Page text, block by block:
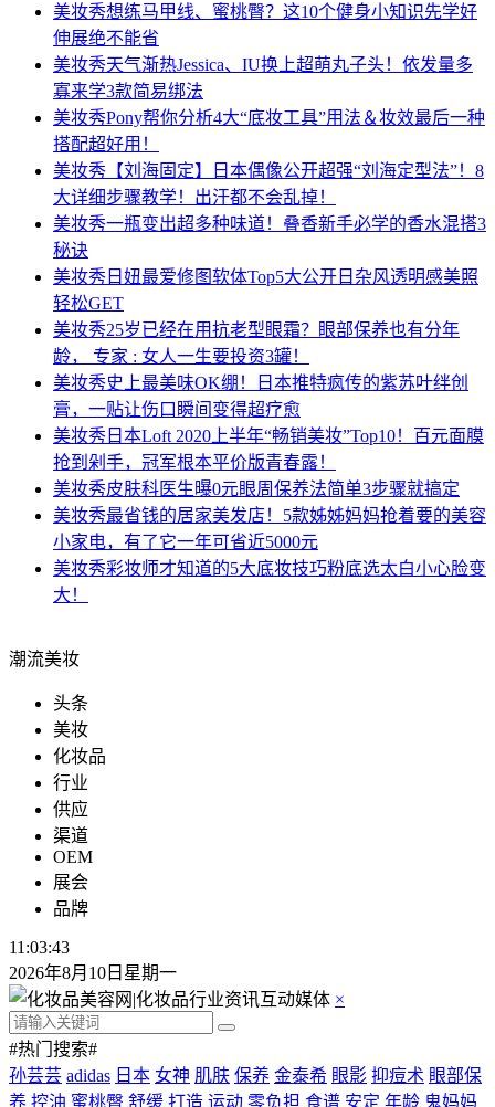
美妆秀想练马甲线、蜜桃臀？这10个健身小知识先学好
伸展绝不能省
美妆秀天气渐热Jessica、IU换上超萌丸子头！依发量多
寡来学3款简易绑法
美妆秀Pony帮你分析4大“底妆工具”用法＆妆效最后一种
搭配超好用！
美妆秀 【刘海固定】日本偶像公开超强“刘海定型法”！8
大详细步骤教学！出汗都不会乱掉！
美妆秀一瓶变出超多种味道！叠香新手必学的香水混搭3
秘诀
美妆秀 日妞最爱修图软体Top5大公开日杂风透明感美照
轻松GET
美妆秀25岁已经在用抗老型眼霜？眼部保养也有分年
龄， 专家 : 女人一生要投资3罐！
美妆秀史上最美味OK绷！日本推特疯传的紫苏叶绊创
膏，一贴让伤口瞬间变得超疗愈
美妆秀 日本Loft 2020上半年“畅销美妆”Top10！百元面膜
抢到剁手，冠军根本平价版青春露！
美妆秀皮肤科医生曝0元眼周保养法简单3步骤就搞定
美妆秀最省钱的居家美发店！5款姊姊妈妈抢着要的美容
小家电，有了它一年可省近5000元
美妆秀彩妆师才知道的5大底妆技巧粉底选太白小心脸变
大！
潮流美妆
头条
美妆
化妆品
行业
供应
渠道
OEM
展会
品牌
11:03:43
2026年8月10日星期一
×
#热门搜索#
孙芸芸 adidas 日本 女神 肌肤 保养 金泰希 眼影 抑痘术 眼部保
养 控油 蜜桃臀 舒缓 打造 运动 零负担 食谱 安定 年龄 鬼妈妈